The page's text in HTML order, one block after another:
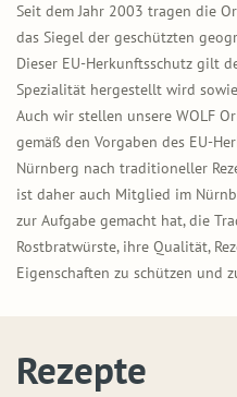
Seit dem Jahr 2003 tragen die
das Siegel der geschützten
Dieser EU-Herkunftsschutz gilt
Spezialität hergestellt wird
Auch wir stellen unsere WOLF
gemäß den Vorgaben des EU-
Nürnberg nach traditioneller
ist daher auch Mitglied im
zur Aufgabe gemacht hat, die
Rostbratwürste, ihre Qualität,
Eigenschaften zu schützen und
Rezepte